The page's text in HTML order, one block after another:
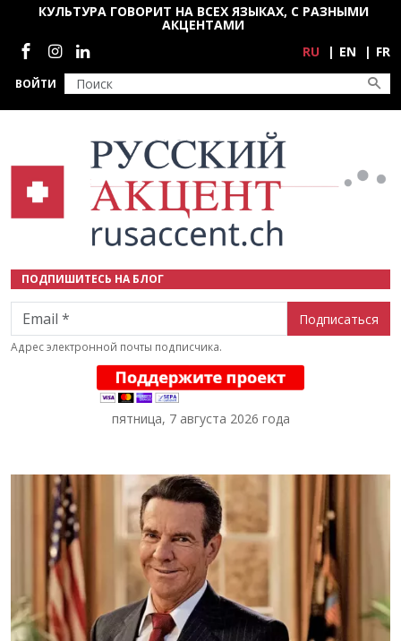
Перейти к основному содержанию
ВОЙТИ
КУЛЬТУРА ГОВОРИТ НА ВСЕХ ЯЗЫКАХ, С РАЗНЫМИ
АКЦЕНТАМИ
Социальные сети
RU EN FR
ПОДПИШИТЕСЬ НА БЛОГ
Email
Адрес электронной почты подписчика.
пятница, 7 августа 2026 года